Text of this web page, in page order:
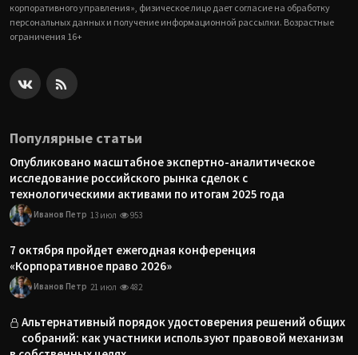
корпоративного управления», физическое лицо дает согласие на обработку
персональных данных и получение информационной рассылки. Возрастные
ограничения 16+
Популярные статьи
Опубликовано масштабное экспертно-аналитическое
исследование российского рынка сделок с
технологическими активами по итогам 2025 года
Иванов Петр 13 июл 953
7 октября пройдет ежегодная конференция
«Корпоративное право 2026»
Иванов Петр 21 июл 482
Альтернативный порядок удостоверения решений общих
собраний: как участники используют правовой механизм